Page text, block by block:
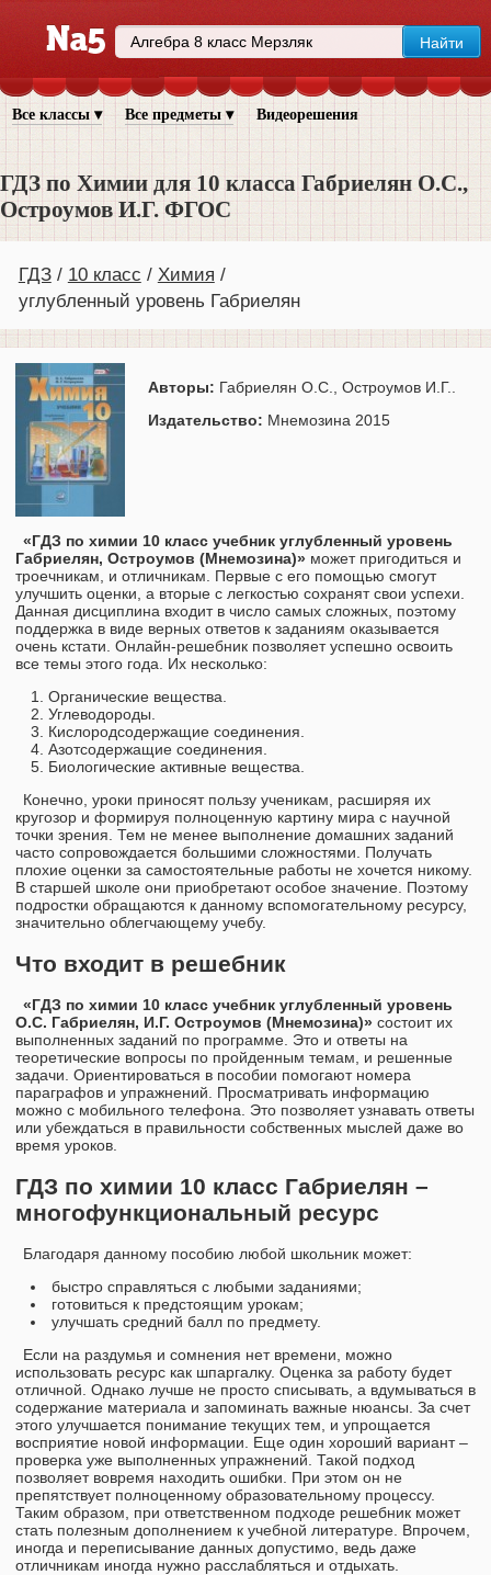
Все классы ▾ Все предметы ▾ Видеорешения
ГДЗ по Химии для 10 класса Габриелян О.С.,
Остроумов И.Г. ФГОС
ГДЗ 10 класс
Химия
углубленный уровень Габриелян
Авторы: Габриелян О.С., Остроумов И.Г..
Издательство: Мнемозина 2015
«ГДЗ по химии 10 класс учебник углубленный уровень
Габриелян, Остроумов (Мнемозина)» может пригодиться и
троечникам, и отличникам. Первые с его помощью смогут
улучшить оценки, а вторые с легкостью сохранят свои успехи.
Данная дисциплина входит в число самых сложных, поэтому
поддержка в виде верных ответов к заданиям оказывается
очень кстати. Онлайн-решебник позволяет успешно освоить
все темы этого года. Их несколько:
Органические вещества.
Углеводороды.
Кислородсодержащие соединения.
Азотсодержащие соединения.
Биологические активные вещества.
Конечно, уроки приносят пользу ученикам, расширяя их
кругозор и формируя полноценную картину мира с научной
точки зрения. Тем не менее выполнение домашних заданий
часто сопровождается большими сложностями. Получать
плохие оценки за самостоятельные работы не хочется никому.
В старшей школе они приобретают особое значение. Поэтому
подростки обращаются к данному вспомогательному ресурсу,
значительно облегчающему учебу.
Что входит в решебник
«ГДЗ по химии 10 класс учебник углубленный уровень
О.С. Габриелян, И.Г. Остроумов (Мнемозина)» состоит их
выполненных заданий по программе. Это и ответы на
теоретические вопросы по пройденным темам, и решенные
задачи. Ориентироваться в пособии помогают номера
параграфов и упражнений. Просматривать информацию
можно с мобильного телефона. Это позволяет узнавать ответы
или убеждаться в правильности собственных мыслей даже во
время уроков.
ГДЗ по химии 10 класс Габриелян –
многофункциональный ресурс
Благодаря данному пособию любой школьник может:
быстро справляться с любыми заданиями;
готовиться к предстоящим урокам;
улучшать средний балл по предмету.
Если на раздумья и сомнения нет времени, можно
использовать ресурс как шпаргалку. Оценка за работу будет
отличной. Однако лучше не просто списывать, а вдумываться в
содержание материала и запоминать важные нюансы. За счет
этого улучшается понимание текущих тем, и упрощается
восприятие новой информации. Еще один хороший вариант –
проверка уже выполненных упражнений. Такой подход
позволяет вовремя находить ошибки. При этом он не
препятствует полноценному образовательному процессу.
Таким образом, при ответственном подходе решебник может
стать полезным дополнением к учебной литературе. Впрочем,
иногда и переписывание данных допустимо, ведь даже
отличникам иногда нужно расслабляться и отдыхать.